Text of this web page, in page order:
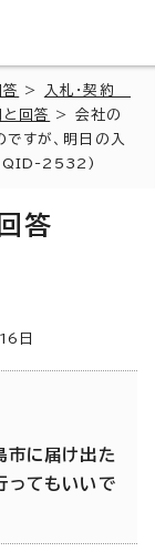
>
入札・契約
回答
> 会社の
すが、明日の入
2532)
答
16 日
市に届け出た
ってもいいで